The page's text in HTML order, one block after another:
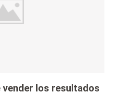
vender los resultados